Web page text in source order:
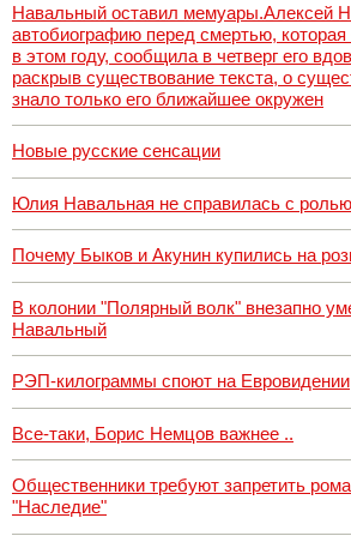
Навальный оставил мемуары.Алексей
автобиографию перед смертью, которая
в этом году, сообщила в четверг его
раскрыв существование текста, о
знало только его ближайшее окружен
Новые русские сенсации
Юлия Навальная не справилась с
Почему Быков и Акунин купились на
В колонии "Полярный волк" внезапно
Навальный
РЭП-килограммы споют на Евровидении
Все-таки, Борис Немцов важнее ..
Общественники требуют запретить
"Наследие"